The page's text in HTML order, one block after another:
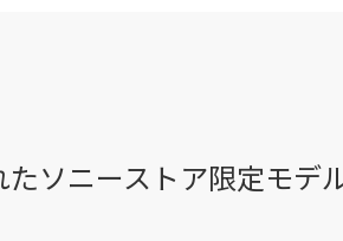
ソニーストア限定モデ